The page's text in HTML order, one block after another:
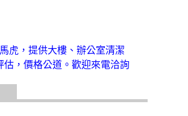
虎，提供大樓、辦公室清潔
估，價格公道。歡迎來電洽詢